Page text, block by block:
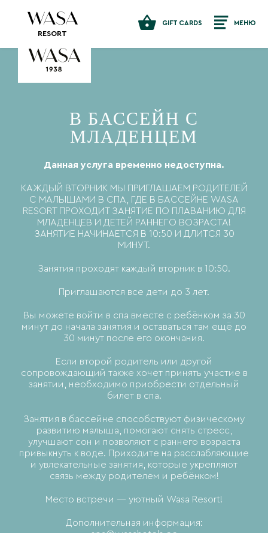
GIFT CARDS МЕНЮ
RESORT
В БАССЕЙН С
МЛАДЕНЦЕМ
Данная услуга временно недоступна.
КАЖДЫЙ ВТОРНИК МЫ ПРИГЛАШАЕМ РОДИТЕЛЕЙ
С МАЛЫШАМИ В СПА, ГДЕ В БАССЕЙНЕ WASA
RESORT ПРОХОДИТ ЗАНЯТИЕ ПО ПЛАВАНИЮ ДЛЯ
МЛАДЕНЦЕВ И ДЕТЕЙ РАННЕГО ВОЗРАСТА!
ЗАНЯТИЕ НАЧИНАЕТСЯ В 10:50 И ДЛИТСЯ 30
МИНУТ.
Занятия проходят каждый вторник в 10:50.
Приглашаются все дети до 3 лет.
Вы можете войти в спа вместе с ребёнком за 30
минут до начала занятия и оставаться там ещё до
30 минут после его окончания.
Если второй родитель или другой
сопровождающий также хочет принять участие в
занятии, необходимо приобрести отдельный
билет в спа.
Занятия в бассейне способствуют физическому
развитию малыша, помогают снять стресс,
улучшают сон и позволяют с раннего возраста
привыкнуть к воде. Приходите на расслабляющие
и увлекательные занятия, которые укрепляют
связь между родителем и ребёнком!
Место встречи — уютный Wasa Resort!
Дополнительная информация: